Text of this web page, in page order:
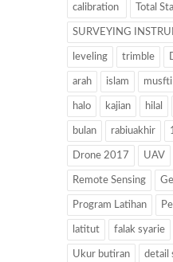
calibration Total
SURVEYING
leveling trimble
arah islam musfti
halo kajian hilal
bulan rabiuakhir
Drone 2017 UAV
Remote Sensing
Program Latihan
latitut falak syarie
Ukur butiran detail